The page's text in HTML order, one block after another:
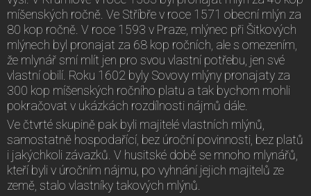
míšenských ročně. Ve Stříbře v roce 1571 obecní mlýn za
80 kop ročně. V roce 1593 v Praze, mlýnec při Šitkových
mlýnech byl pronajat za 68 kop ročních, ale s omezením,
že mlynář smí mlít jen pro svou vlastní potřebu, jen své
vlastní obilí. Roku 1602 byly Sovovy mlýny pronajaty za
300 kop míšenských ročního platu a tak bychom mohli
pokračovat v ukázkách rozdílnosti nájmů dále.
Ve čtvrté skupině pak byli majitelé vlastních mlýnů,
samostatně hospodařící, bez úroční povinnosti, bez platů
i jakýchkoli závazků. V husitské době se mnoho mlynářů,
kteří byli v úročním nájmu, po vyhnání jejich majitelů ze
země, stalo vlastníky takových mlýnů.